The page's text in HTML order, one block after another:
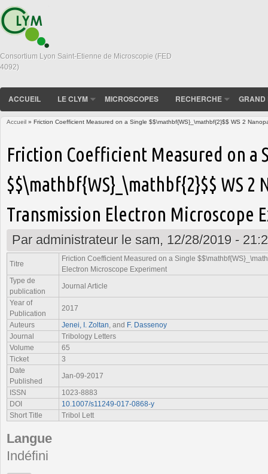
Consortium Lyon Saint-Etienne de Microscopie (FED
4092)
ACCUEIL LE CLYM MICROSCOPES RECHERCHE GRAND
Accueil » Friction Coefficient Measured on a Single $$\mathbf{WS}_\mathbf{2}$$ WS 2
Friction Coefficient Measured on a
$$\mathbf{WS}_\mathbf{2}$$ WS 2
Transmission Electron Microscope
Par administrateurle sam, 12/28/2019 -
Titre
Friction Coefficient Measured on a Single
Electron Microscope Experiment
Type de
publication
Journal Article
Year of
Publication
2017
Auteurs
Jenei, I. Zoltan , and F. Dassenoy
Journal
Tribology Letters
Volume
65
Ticket
3
Date
Published
Jan-09-2017
ISSN
1023-8883
DOI
10.1007/s11249-017-0868-y
Short Title
Tribol Lett
Langue
Indéfini